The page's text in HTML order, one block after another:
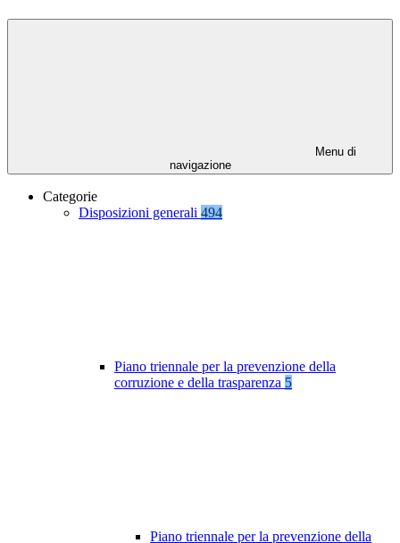
Menu di
navigazione
Categorie
Disposizioni generali 494
Piano triennale per la prevenzione della
corruzione e della trasparenza 5
Piano triennale per la prevenzione della